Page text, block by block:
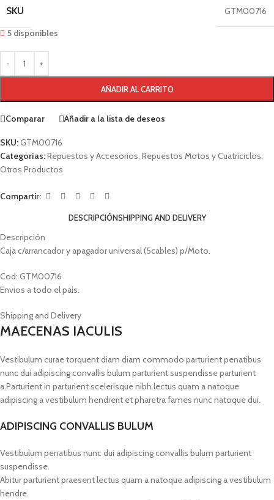
SKU
GTM00716
5 disponibles
AÑADIR AL CARRITO
Comparar Añadir a la lista de deseos
SKU:GTM00716
Categorías:Repuestos y Accesorios Repuestos Motos y Cuatriciclos
Otros Productos
Compartir:
DESCRIPCIÓNSHIPPING AND DELIVERY
Descripción
Caja c/arrancador y apagador universal (5cables) p/Moto.
Cod: GTM00716
Envios a todo el pais.
Shipping and Delivery
MAECENAS IACULIS
Vestibulum curae torquent diam diam commodo parturient penatibus
nunc dui adipiscing convallis bulum parturient suspendisse parturient
a.Parturient in parturient scelerisque nibh lectus quam a natoque
adipiscing a vestibulum hendrerit et pharetra fames nunc natoque dui.
ADIPISCING CONVALLIS BULUM
Vestibulum penatibus nunc dui adipiscing convallis bulum parturient
suspendisse.
Abitur parturient praesent lectus quam a natoque adipiscing a vestibulum
hendre.